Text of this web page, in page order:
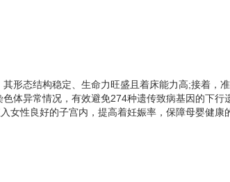
形态结构稳定、生命力旺盛且着床能力高;接着，
异常情况，有效避免274种遗传致病基因的下行
性良好的子宫内，提高着妊娠率，保障母婴健康